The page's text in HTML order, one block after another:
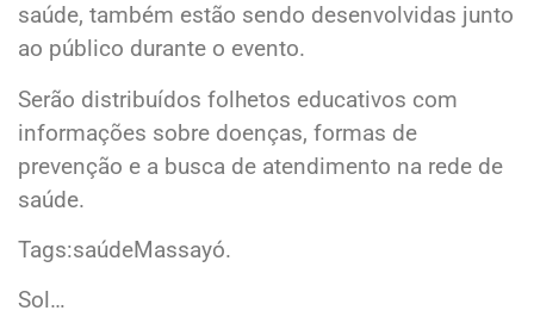
saúde, também estão sendo desenvolvidas junto
ao público durante o evento.
Serão distribuídos folhetos educativos com
informações sobre doenças, formas de
prevenção e a busca de atendimento na rede de
saúde.
Tags:saúdeMassayó.
Sol…